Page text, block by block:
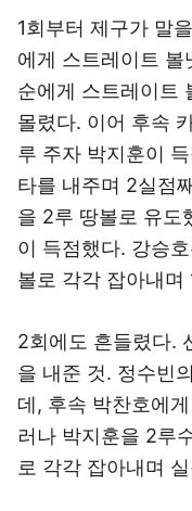
1회부터 제구가 말
에게 스트레이트
순에게 스트레이트
몰렸다. 이어 후속
루 주자 박지훈이
타를 내주며 2실점
을 2루 땅볼로 유도
이 득점했다. 강승
볼로 각각 잡아내며
2회에도 흔들렸다.
을 내준 것. 정수빈
데, 후속 박찬호에
러나 박지훈을 2루
로 각각 잡아내며